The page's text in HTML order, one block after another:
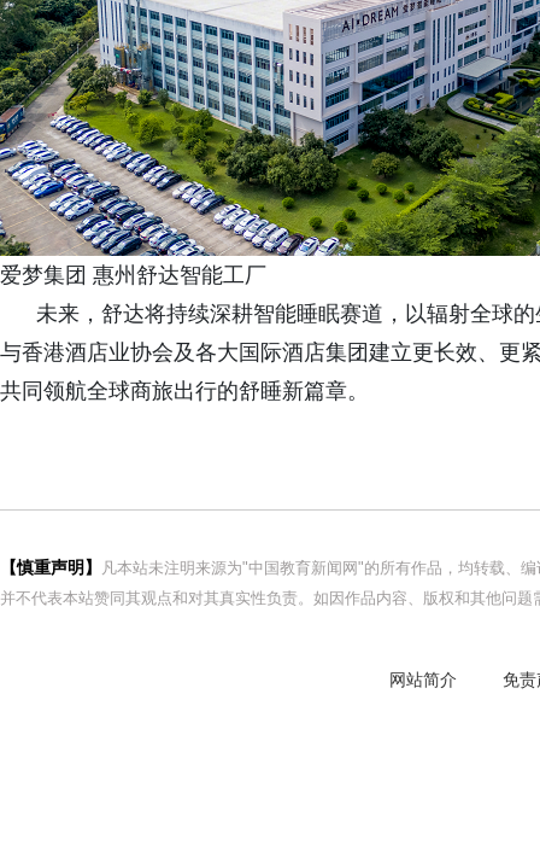
爱梦集团 惠州舒达智能工厂
未来，舒达将持续深耕智能睡眠赛道，以辐射全球的
与香港酒店业协会及各大国际酒店集团建立更长效、更
共同领航全球商旅出行的舒睡新篇章。
【慎重声明】
凡本站未注明来源为"中国教育新闻网"的所有作品，均转载、
并不代表本站赞同其观点和对其真实性负责。如因作品内容、版权和其他问
网站简介 免责